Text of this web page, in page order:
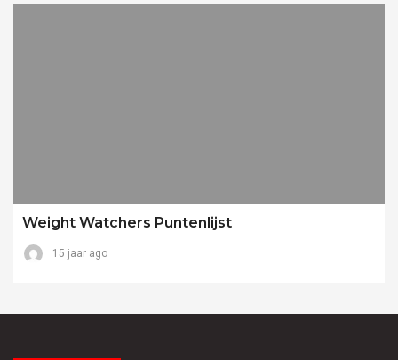
Weight Watchers Puntenlijst
15 jaar ago